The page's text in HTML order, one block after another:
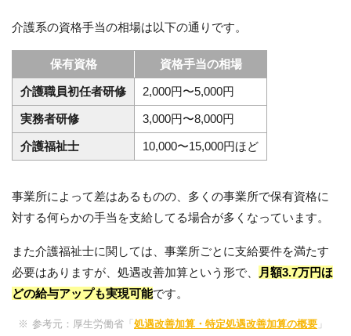
介護系の資格手当の相場は以下の通りです。
保有資格 資格手当の相場
介護職員初任者研修 2,000円〜5,000円
実務者研修 3,000円〜8,000円
介護福祉士 10,000〜15,000円ほど
事業所によって差はあるものの、多くの事業所で保有資格に
対する何らかの手当を支給してる場合が多くなっています。
また介護福祉士に関しては、事業所ごとに支給要件を満たす
必要はありますが、処遇改善加算という形で、
月額3.7万円ほ
どの給与アップも実現可能です。
参考元：厚生労働省「 処遇改善加算・特定処遇改善加算の概要